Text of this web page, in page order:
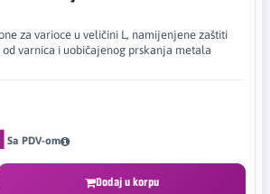
za varioce u veličini L, namijenjene zaštiti
varnica i uobičajenog prskanja metala
Sa PDV-om
Dodaj u korpu